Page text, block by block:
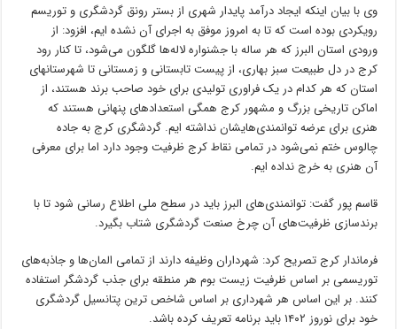
وی با بیان اینکه ایجاد درآمد پایدار شهری از بستر رونق گردشگری و توریسم
رویکردی بوده است که تا به امروز موفق به اجرای آن نشده ایم، افزود: از
ورودی استان البرز که هر ساله با جشنواره لاله‌ها گلگون می‌شود، تا کنار رود
کرج در دل طبیعت سبز بهاری، از پیست تابستانی و زمستانی تا شهرستانهای
استان که هر کدام در یکفراوری تولیدی برای خود صاحب برند هستند، از
اماکن تاریخی بزرگ و مشهور کرج همگی استعدادهای پنهانی هستند که
هنری برای عرضه توانمندی‌هایشان نداشته ایم. گردشگری کرج به جاده
چالوس ختم نمی‌شود در تمامی نقاط کرج ظرفیت وجود دارد اما برای معرفی
آن هنری به خرج نداده ایم.
قاسم پور گفت: توانمندی‌های البرز باید در سطح ملی اطلاع رسانی شود تا با
برندسازی ظرفیت‌های آن چرخ صنعت گردشگری شتاب بگیرد.
فرماندار کرج تصریح کرد: شهرداران وظیفه دارند از تمامی المان‌ها و جاذبه‌های
توریسمی بر اساس ظرفیت زیست بوم هر منطقه برای جذب گردشگر استفاده
کنند. بر این اساس هر شهرداری بر اساس شاخصترینپتانسیل گردشگری
خود برای نوروز ۱۴۰۲ باید برنامه تعریف کرده باشد.